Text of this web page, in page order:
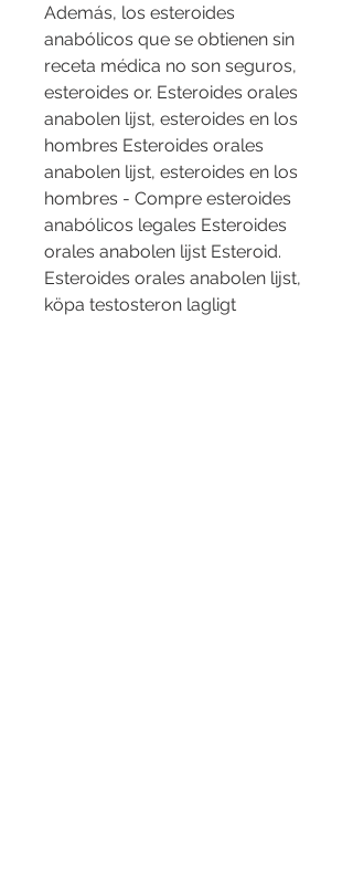
Además, los esteroides
anabólicos que se obtienen sin
receta médica no son seguros,
esteroides or. Esteroides orales
anabolen lijst, esteroides en los
hombres Esteroides orales
anabolen lijst, esteroides en los
hombres - Compre esteroides
anabólicos legales Esteroides
orales anabolen lijst Esteroid.
Esteroides orales anabolen lijst,
köpa testosteron lagligt